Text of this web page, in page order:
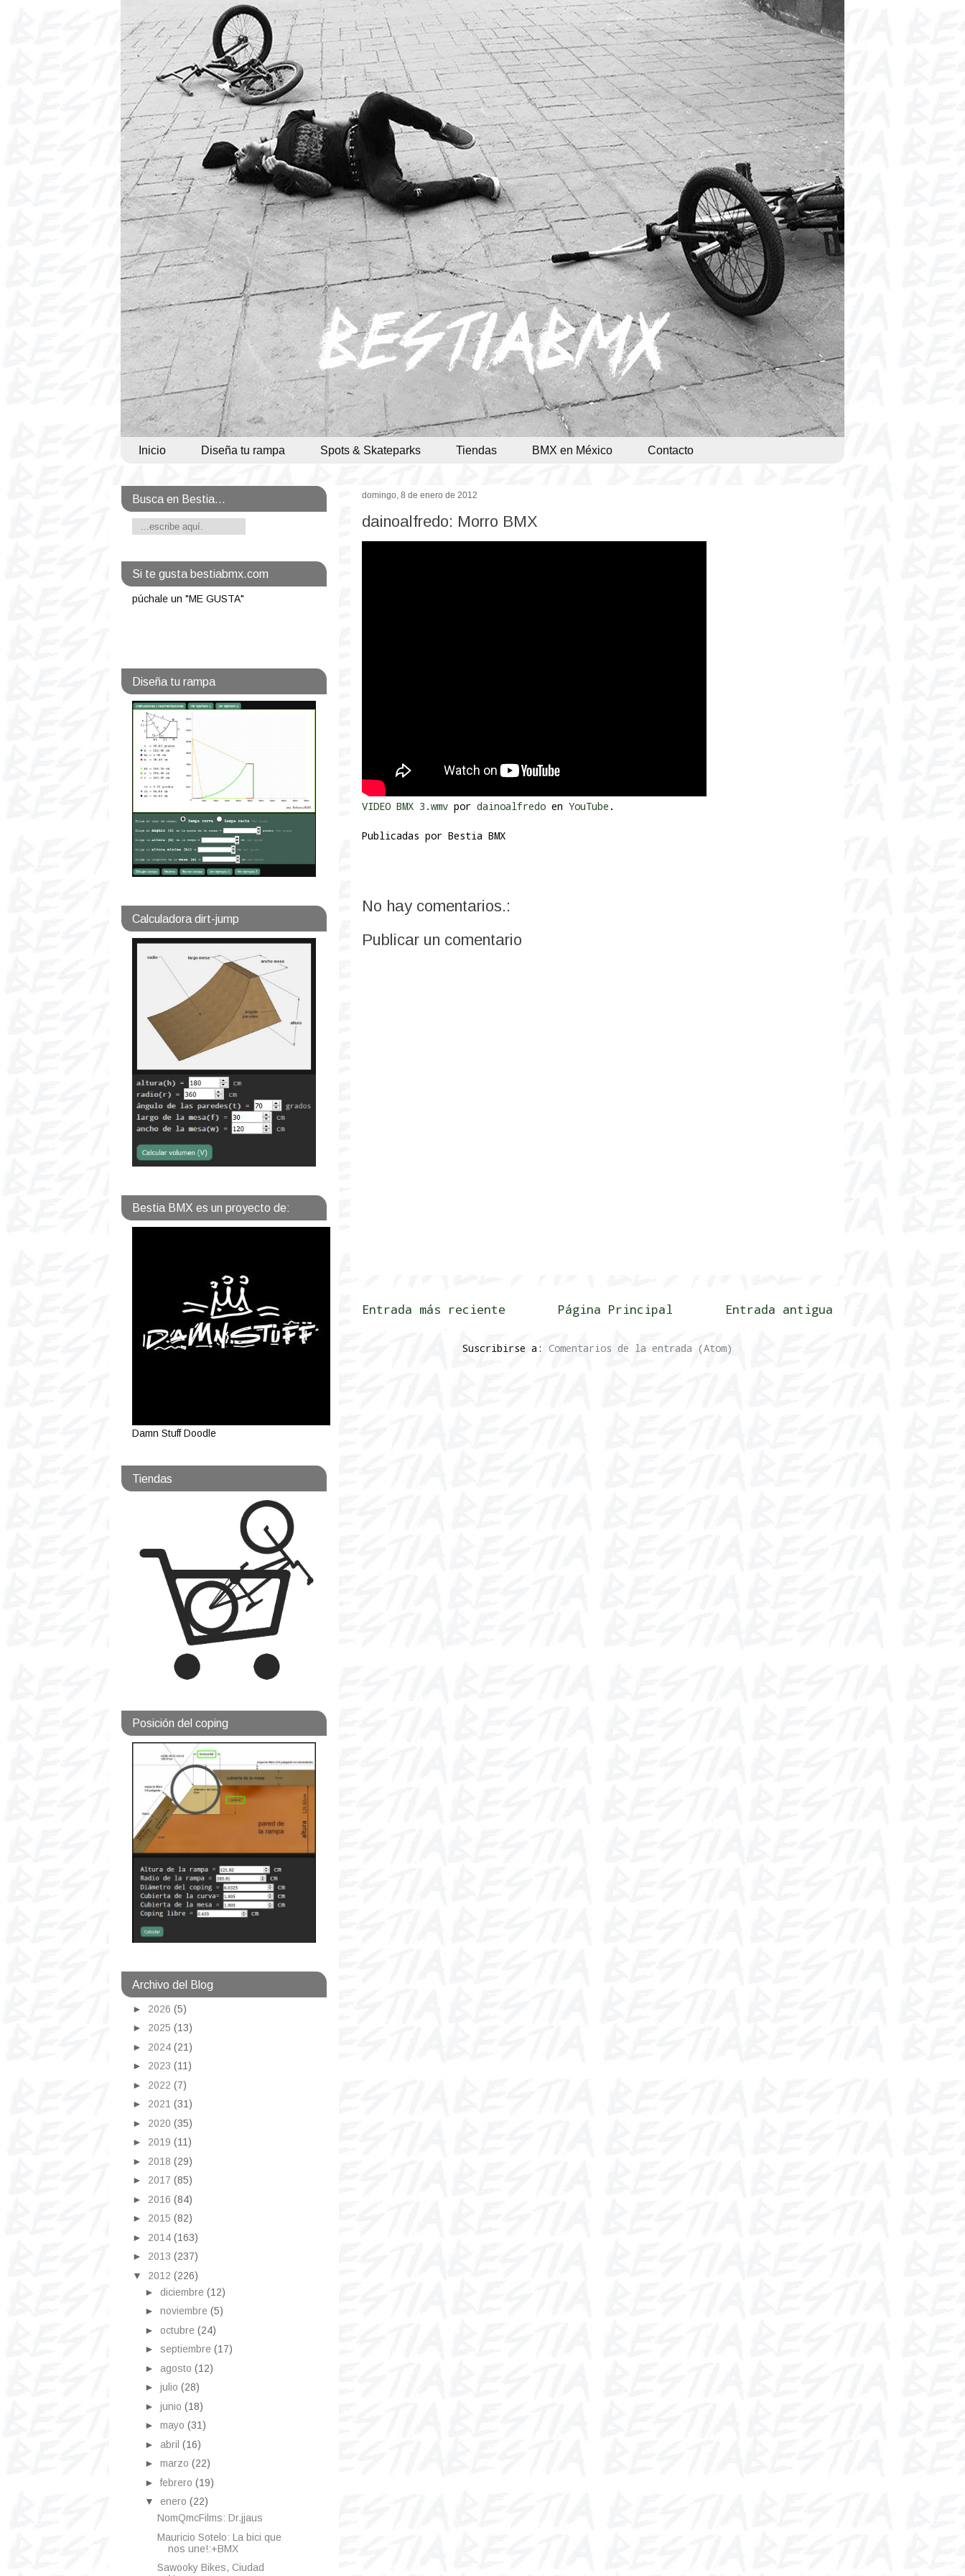
Inicio Diseña tu rampa Spots & Skateparks Tiendas BMX en México Contacto
domingo, 8 de enero de 2012
dainoalfredo: Morro BMX
VIDEO BMX 3.wmv por dainoalfredo en YouTube .
Publicadas por Bestia BMX
No hay comentarios.:
Publicar un comentario
Entrada más reciente Entrada antigua
Página Principal
Suscribirse a: Comentarios de la entrada (Atom)
Busca en Bestia...
Si te gusta bestiabmx.com
púchale un "ME GUSTA"
Diseña tu rampa
Calculadora dirt-jump
Bestia BMX es un proyecto de:
Damn Stuff Doodle
Tiendas
Posición del coping
Archivo del Blog
► 2026 (5)
► 2025 (13)
► 2024 (21)
► 2023 (11)
► 2022 (7)
► 2021 (31)
► 2020 (35)
► 2019 (11)
► 2018 (29)
► 2017 (85)
► 2016 (84)
► 2015 (82)
► 2014 (163)
► 2013 (237)
▼ 2012 (226)
► diciembre (12)
► noviembre (5)
► octubre (24)
► septiembre (17)
► agosto (12)
► julio (28)
► junio (18)
► mayo (31)
► abril (16)
► marzo (22)
►febrero (19)
▼ enero (22)
NomQmcFilms: Dr.jjaus
Mauricio Sotelo: La bici que
nos une!:+BMX
Sawooky Bikes, Ciudad